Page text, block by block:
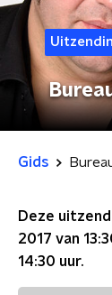
Gids
Deze
2017 van
14:30 uur.